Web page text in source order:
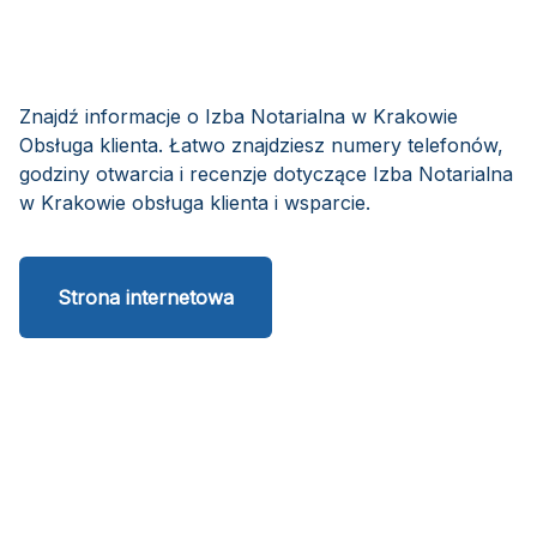
Znajdź informacje o Izba Notarialna w Krakowie
Obsługa klienta. Łatwo znajdziesz numery telefonów,
godziny otwarcia i recenzje dotyczące Izba Notarialna
w Krakowie obsługa klienta i wsparcie.
Strona internetowa